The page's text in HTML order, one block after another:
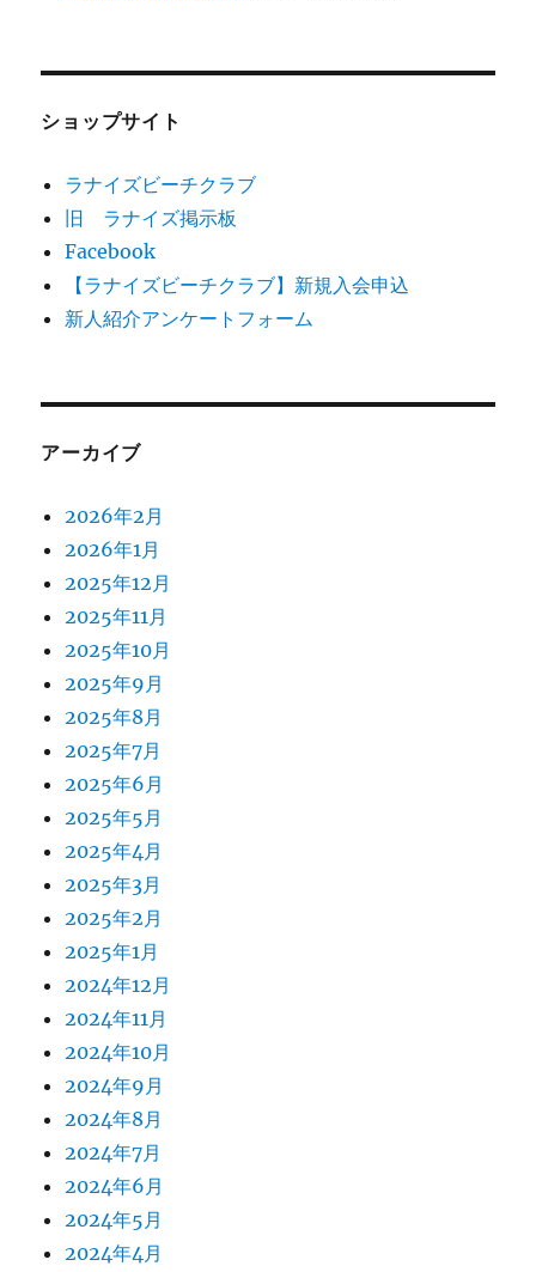
ショップサイト
ラナイズビーチクラブ
旧 ラナイズ掲示板
Facebook
【ラナイズビーチクラブ】新規入会申込
新人紹介アンケートフォーム
アーカイブ
2026年2月
2026年1月
2025年12月
2025年11月
2025年10月
2025年9月
2025年8月
2025年7月
2025年6月
2025年5月
2025年4月
2025年3月
2025年2月
2025年1月
2024年12月
2024年11月
2024年10月
2024年9月
2024年8月
2024年7月
2024年6月
2024年5月
2024年4月